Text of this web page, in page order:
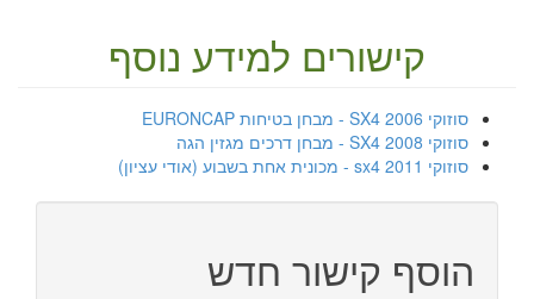
קישורים למידע נוסף
סוזוקי SX4 2006 - מבחן בטיחות EURONCAP
סוזוקי SX4 2008 - מבחן דרכים מגזין הגה
סוזוקי sx4 2011 - מכונית אחת בשבוע (אודי עציון)
הוסף קישור חדש